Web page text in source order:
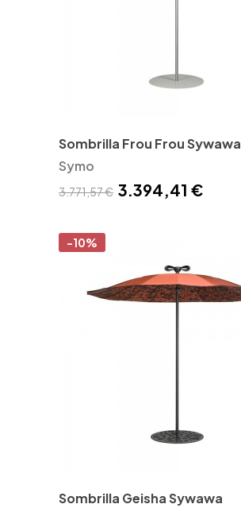
Sombrilla Frou Frou Sywawa
Symo
3.771,57 € 3.394,41 €
-10%
Sombrilla Geisha Sywawa